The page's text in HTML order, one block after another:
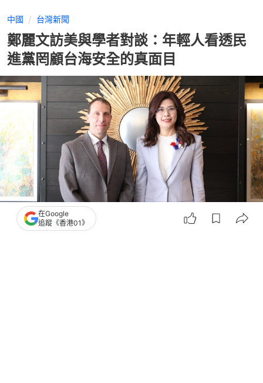
中國 台灣新聞
鄭麗文訪美與學者對談：年輕人看透民
進黨罔顧台海安全的真面目
撰文：盧詩文
在Google
追蹤《香港01》